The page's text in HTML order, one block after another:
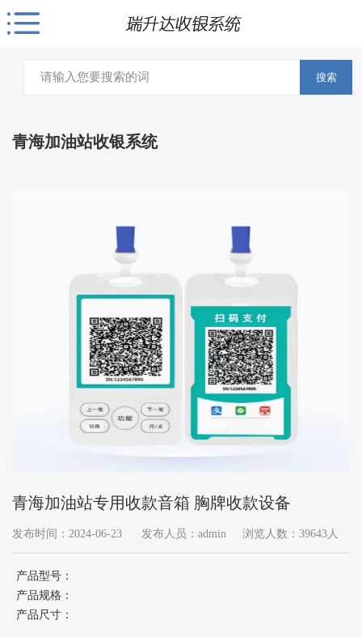
搜索
青海加油站收银系统
青海加油站专用收款音箱 胸牌收款设备
发布时间：2024-06-23 发布人员：admin 浏览人数：39643人
产品型号：
产品规格：
产品尺寸：